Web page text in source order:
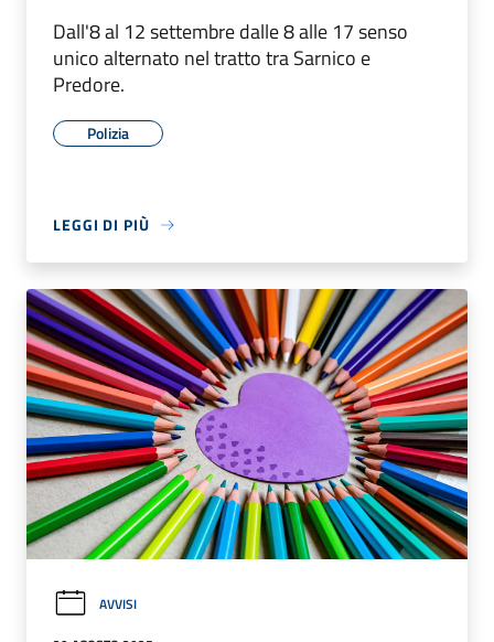
Dall'8 al 12 settembre dalle 8 alle 17 senso
unico alternato nel tratto tra Sarnico e
Predore.
Polizia
LEGGI DI PIÙ
AVVISI